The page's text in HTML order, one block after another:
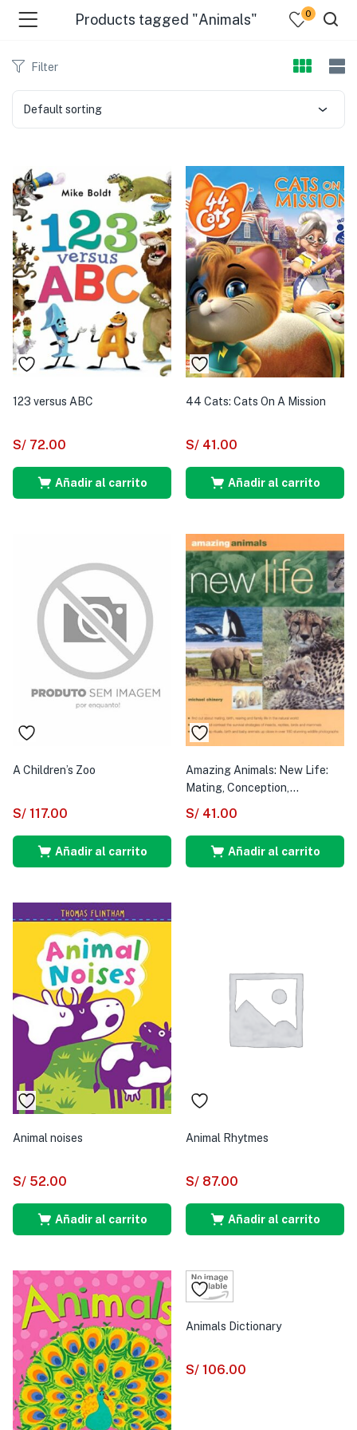
Products tagged "Animals" 0
Filter
Default sorting
123 versus ABC
S/ 72.00
Añadir al carrito
44 Cats: Cats On A Mission
S/ 41.00
Añadir al carrito
A Children’s Zoo
S/ 117.00
Añadir al carrito
Amazing Animals: New Life:
Mating, Conception,...
S/ 41.00
Añadir al carrito
Animal noises
S/ 52.00
Añadir al carrito
Animal Rhytmes
S/ 87.00
Añadir al carrito
Animals Dictionary
S/ 106.00